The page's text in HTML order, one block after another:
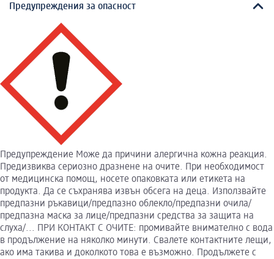
Предупреждения за опасност
Предупреждение Може да причини алергична кожна реакция.
Предизвиква сериозно дразнене на очите. При необходимост
от медицинска помощ, носете опаковката или етикета на
продукта. Да се съхранява извън обсега на деца. Използвайте
предпазни ръкавици/предпазно облекло/предпазни очила/
предпазна маска за лице/предпазни средства за защита на
слуха/... ПРИ КОНТАКТ С ОЧИТЕ: промивайте внимателно с вода
в продължение на няколко минути. Свалете контактните лещи,
ако има такива и доколкото това е възможно. Продължете с